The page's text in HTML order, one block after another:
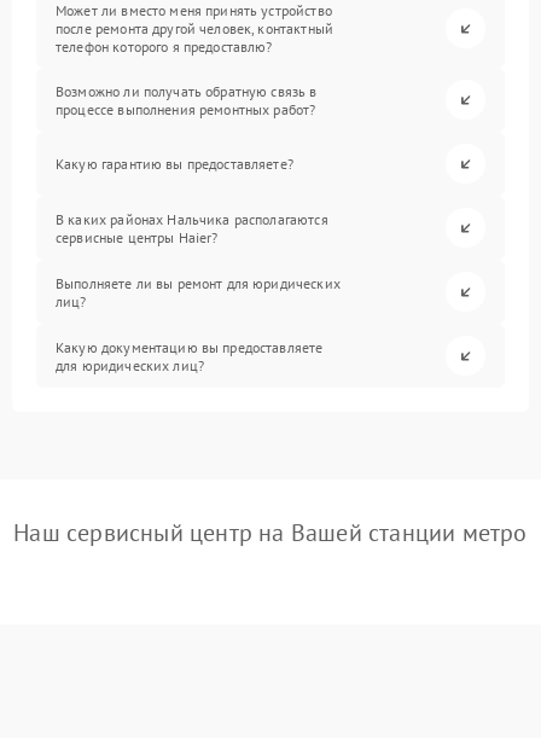
Может ли вместо меня принять устройство
после ремонта другой человек, контактный
телефон которого я предоставлю?
Возможно ли получать обратную связь в
процессе выполнения ремонтных работ?
Какую гарантию вы предоставляете?
В каких районах Нальчика располагаются
сервисные центры Haier?
Выполняете ли вы ремонт для юридических
лиц?
Какую документацию вы предоставляете
для юридических лиц?
Наш сервисный центр на Вашей станции метро